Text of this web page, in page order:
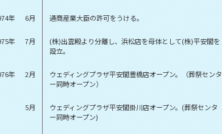
年 6月 通商産業大臣の許可をうける。
年 7月
(株)出雲殿より分離し、浜松店を母体として(株)平安閣を
設立。
年 2月
ウェディングプラザ平安閣豊橋店オープン。（葬祭センタ
ー同時オープン）
5月
ウェディングプラザ平安閣掛川店オープン。(葬祭センタ
ー同時オープン)